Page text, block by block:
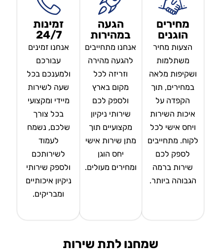
מחירים
הוגנים
הצעות מחיר
משתלמות
ושקיפות מלאה
במחירים, תוך
הקפדה על
איכות השירות
ויחס אישי לכל
לקוח. מתחייבים
לספק לכם
שירות ברמה
הגבוהה ביותר.
הגעה
במהירות
אנחנו מתחייבים
להגעה מהירה
וזריזה לכל
מקום בארץ
ולספק לכם
שירותי ניקיון
מקצועיים תוך
מתן שירות אישי
יחס הוגן
ומחירים מעולים.
זמינות
24/7
אנחנו זמינים
עבורכם
ולמענכם בכל
שעה לשירות
מיידי ומקצועי
בכל צורך
שלכם, נשמח
לעמוד
לשירותכם
ולספק שירותי
ניקיון איכותיים
ומבריקים.
שמחנו לתת שירות